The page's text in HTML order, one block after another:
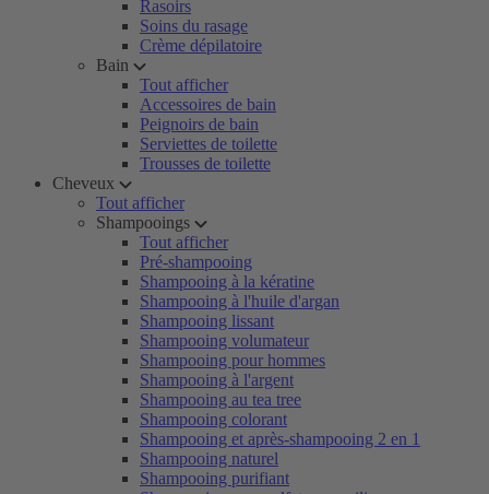
Rasoirs
Soins du rasage
Crème dépilatoire
Bain
Tout afficher
Accessoires de bain
Peignoirs de bain
Serviettes de toilette
Trousses de toilette
Cheveux
Tout afficher
Shampooings
Tout afficher
Pré-shampooing
Shampooing à la kératine
Shampooing à l'huile d'argan
Shampooing lissant
Shampooing volumateur
Shampooing pour hommes
Shampooing à l'argent
Shampooing au tea tree
Shampooing colorant
Shampooing et après-shampooing 2 en 1
Shampooing naturel
Shampooing purifiant